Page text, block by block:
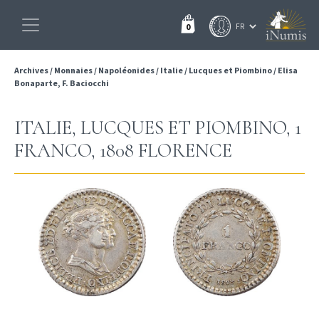
0
Archives/ Monnaies/ Napoléonides/ Italie/ Lucques et Piombino/ Elisa
Bonaparte, F. Baciocchi
ITALIE, LUCQUES ET PIOMBINO, 1
FRANCO, 1808 FLORENCE